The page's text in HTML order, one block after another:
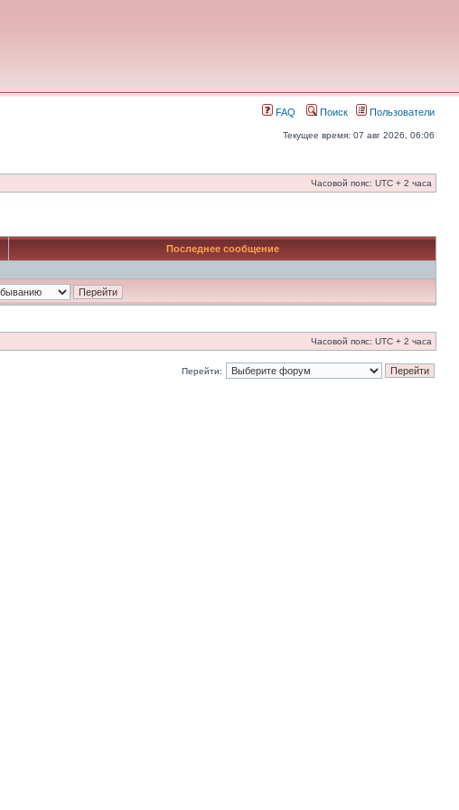
FAQ Поиск Пользователи
Текущее время: 07 авг 2026, 06:06
Часовой пояс: UTC + 2 часа
Последнее сообщение
Часовой пояс: UTC + 2 часа
Перейти: